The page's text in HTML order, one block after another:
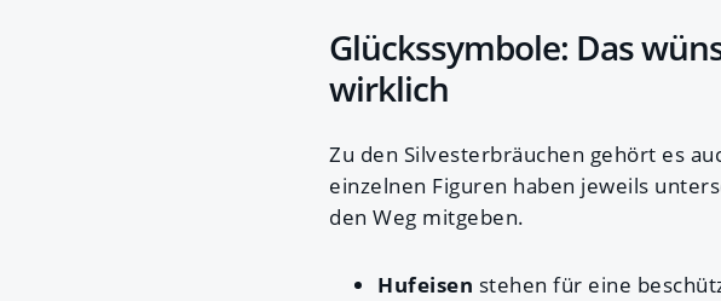
Glückssymbole: Das
wirklich
Zu den Silvesterbräuchen gehört es
einzelnen Figuren haben jeweils
den Weg mitgeben.
Hufeisen stehen für eine